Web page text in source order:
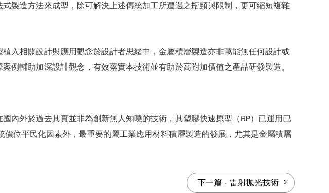
製造方法來成型，除可解決上述傳統加工所遭遇之瓶頸與限制，更可縮短複雜
入相關設計與應用觀念於設計者思緒中，金屬積層製造亦非萬能無任何設計或
例輔助加深設計觀念，有效落實本技術並有助於高附加價值之產品研發製造。
內外於過去其實並非為創新無人知曉的技術，其塑膠快速原型（RP）已運用已
位平民化因素外，最重要的屬工業應用材料積層製造的發展，尤其是金屬積層
下一篇 - 雷射拋光技術